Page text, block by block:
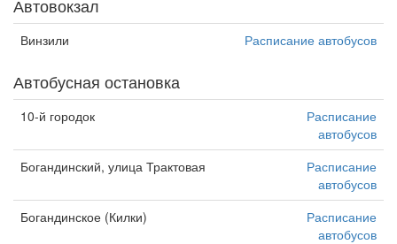
Автовокзал
Винзили Расписание автобусов
Автобусная остановка
10-й городок
Расписание
автобусов
Богандинский, улица Трактовая
Расписание
автобусов
Богандинское (Килки)
Расписание
автобусов